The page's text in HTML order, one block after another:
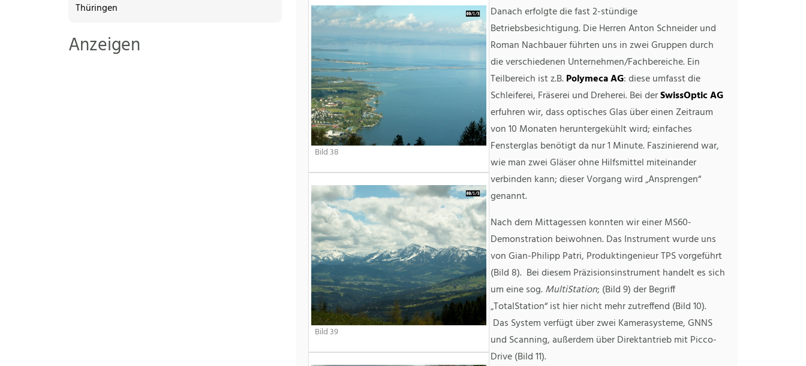
Thüringen
Anzeigen
Bild 38
Bild 39
Danach erfolgte die fast 2-stündige
Betriebsbesichtigung. Die Herren Anton Schneider und
Roman Nachbauer führten uns in zwei Gruppen durch
die verschiedenen Unternehmen/Fachbereiche. Ein
Teilbereich ist z.B.Polymeca AG: diese umfasst die
Schleiferei, Fräserei und Dreherei. Bei derSwissOptic AG
erfuhren wir, dass optisches Glas über einen Zeitraum
von 10 Monaten heruntergekühlt wird; einfaches
Fensterglas benötigt da nur 1 Minute. Faszinierend war,
wie man zwei Gläser ohne Hilfsmittel miteinander
verbinden kann; dieser Vorgang wird „Ansprengen“
genannt.
Nach dem Mittagessen konnten wir einer MS60-
Demonstration beiwohnen. Das Instrument wurde uns
von Gian-Philipp Patri, Produktingenieur TPS vorgeführt
(Bild 8). Bei diesem Präzisionsinstrument handelt es sich
um eine sog.MultiStation; (Bild 9) der Begriff
„TotalStation“ ist hier nicht mehr zutreffend (Bild 10).
Das System verfügt über zwei Kamerasysteme, GNNS
und Scanning, außerdem über Direktantrieb mit Picco-
Drive (Bild 11).